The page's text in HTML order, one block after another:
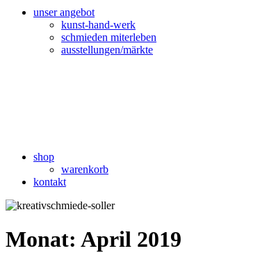
unser angebot
kunst-hand-werk
schmieden miterleben
ausstellungen/märkte
shop
warenkorb
kontakt
Monat: April 2019